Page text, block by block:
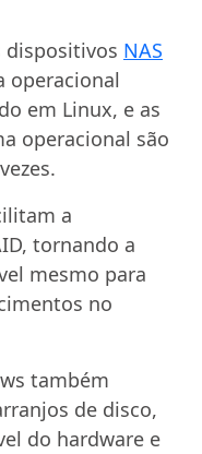
dispositivos NAS
operacional
em Linux, e as
operacional são
a
tornando a
mesmo para
no
também
de disco,
do hardware e